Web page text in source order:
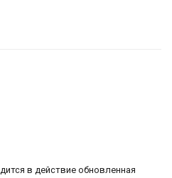
в действие обновленная